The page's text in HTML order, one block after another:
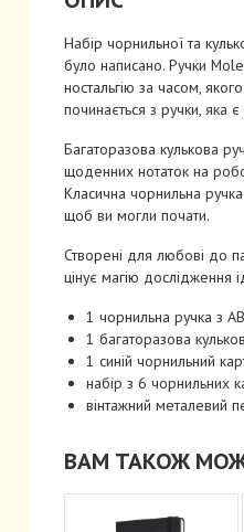
Набір чорнильної та
було написано. Ручки
ностальгію за часом,
починається з ручки, яка
Багаторазова кулькова
щоденних нотаток на
Класична чорнильна
щоб ви могли почати.
Створені для любові до
цінує магію дослідження
1 чорнильна ручка з
1 багаторазова
1 синій чорнильний
набір з 6 чорнильних
вінтажний металевий
ВАМ ТАКОЖ